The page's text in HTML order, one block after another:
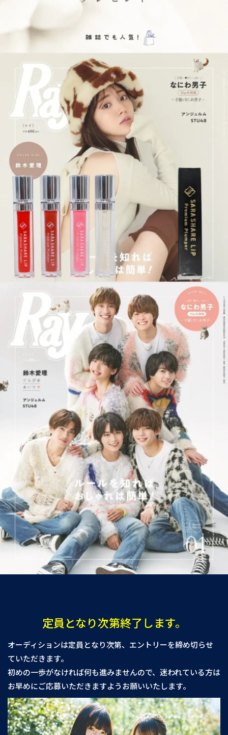
定員となり次第終了します。
オーディションは定員となり次第、エントリーを締め切らせ
ていただきます。
初めの一歩がなければ何も進みませんので、迷われている方は
お早めにご応募いただきますようお願いいたします。